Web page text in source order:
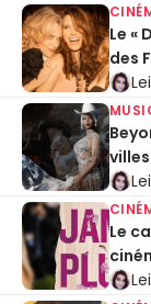
Le «
des
«
Le
de